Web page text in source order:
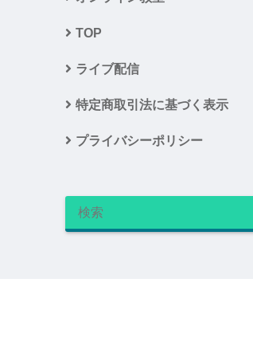
TOP
ライブ配信
特定商取引法に基づく表示
プライバシーポリシー